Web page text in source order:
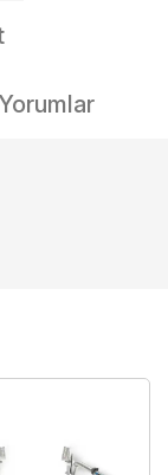
Yorumlar